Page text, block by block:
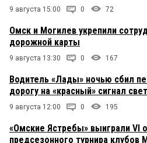
9 августа 15:00 0 72
Омск и Могилев укрепили
дорожной карты
9 августа 13:30 0 167
Водитель «Лады» ночью сбил
дорогу на «красный» сигнал
9 августа 12:00 0 195
«Омские Ястребы» выиграли VI
предсезонного турнира клубов